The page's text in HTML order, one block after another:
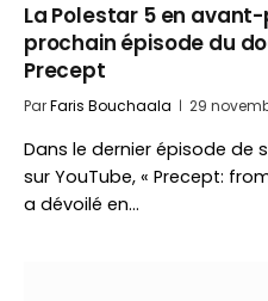
La Polestar 5 en
prochain épisode du
Precept
ParFaris Bouchaala 29
Dans le dernier épisode de
sur YouTube, « Precept:
a dévoilé en…